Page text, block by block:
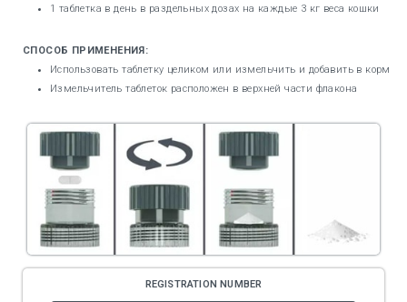
1 таблетка в день в раздельных дозах на каждые 3 кг веса кошки
СПОСОБ ПРИМЕНЕНИЯ:
Использовать таблетку целиком или измельчить и добавить в корм
Измельчитель таблеток расположен в верхней части флакона
REGISTRATION NUMBER